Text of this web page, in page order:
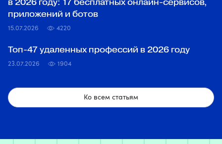
в 2026 году: 17 бесплатных онлайн-сервисов,
приложений и ботов
15.07.2026 4220
Топ‑47 удаленных профессий в 2026 году
23.07.2026 1904
Ко всем статьям